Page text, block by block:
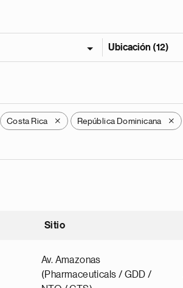
Ubicación (12)
Costa Rica X República Dominicana X
Sitio
Av. Amazonas
(Pharmaceuticals / GDD /